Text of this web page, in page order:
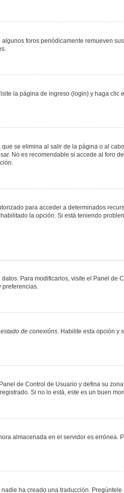
foros periódicamente remueven
la página de ingreso (login) y haga clic
se elimina al salir de la página o al
No es recomendable si accede al foro
para acceder a determinados
la opción. Si está teniendo
Para modificarlos, visite el Panel de
preferencias.
de conexións. Habilite esta opción y
de Control de Usuario y defina su
Si no lo está, este es un buen
almacenada en el servidor es errónea.
ha creado una traducción.